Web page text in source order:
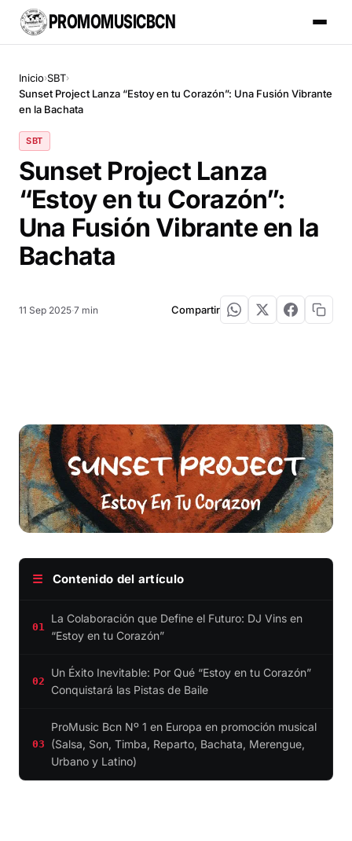
PROMOMUSICBCN
Inicio›SBT›
Sunset Project Lanza “Estoy en tu Corazón”: Una Fusión Vibrante
en la Bachata
SBT
Sunset Project Lanza
“Estoy en tu Corazón”:
Una Fusión Vibrante en la
Bachata
11 Sep 2025·7 min Compartir
☰ Contenido del artículo
01
La Colaboración que Define el Futuro: DJ Vins en
“Estoy en tu Corazón”
02
Un Éxito Inevitable: Por Qué “Estoy en tu Corazón”
Conquistará las Pistas de Baile
03
ProMusic Bcn Nº 1 en Europa en promoción musical
(Salsa, Son, Timba, Reparto, Bachata, Merengue,
Urbano y Latino)